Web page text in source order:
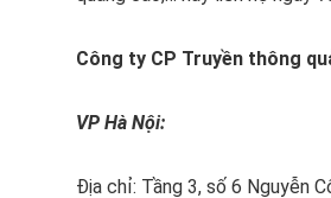
Công ty CP Truyền thông
VP Hà Nội:
Địa chỉ: Tầng 3, số 6 Nguyễn